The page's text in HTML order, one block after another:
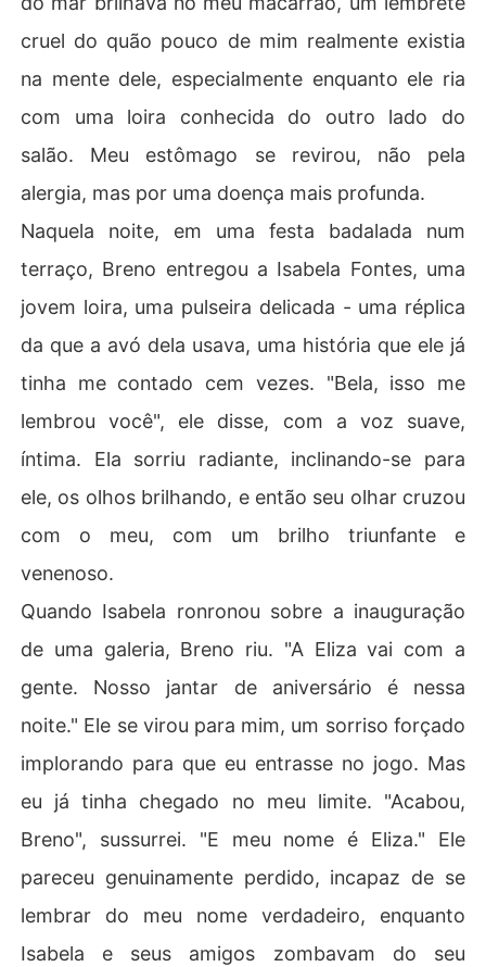
ogo. Mas eu já tinha chegado no meu limite. "Acabou, Br
eno", sussurrei. "E meu nome é Eliza." Ele pareceu genui
namente perdido, incapaz de se lembrar do meu nome
verdadeiro, enquanto Isabela e seus amigos zombava
m do seu esquecimento.
Seus olhos, arregalados e confusos, buscaram meu rost
o. "Eliza? Do que você está falando? Seu nome é... semp
re foi..." Ele parou, completamente desnorteado. Um go
sto amargo de fel encheu minha boca. Ele se lembrava
de cada detalhe trivial da vida de Isabela, mas do meu
nome de verdade? Era um branco total.
Mais tarde, ele me deixou abandonada em uma estrada
escura e sinuosa depois que me recusei a pedir desculp
as a Isabela. Meu celular estava sem bateria, e eu trope
cei, quebrando o tornozelo. Enquanto eu estava ali, sozi
nha e ferida, soluçava: "Por que eu fiquei? Por que desp
erdicei cinco anos com ele?". Breno, enquanto isso, ia e
hando sob sua raiva, apenas para retornar a uma cena
de horror.
cruel do quão pouco de mim realmente existia
na mente dele, especialmente enquanto ele ria
com uma loira conhecida do outro lado do
salão. Meu estômago se revirou, não pela
alergia, mas por uma doença mais profunda.
Naquela noite, em uma festa badalada num
terraço, Breno entregou a Isabela Fontes, uma
jovem loira, uma pulseira delicada - uma réplica
da que a avó dela usava, uma história que ele já
tinha me contado cem vezes. "Bela, isso me
lembrou você", ele disse, com a voz suave,
íntima. Ela sorriu radiante, inclinando-se para
ele, os olhos brilhando, e então seu olhar cruzou
com o meu, com um brilho triunfante e
venenoso.
Quando Isabela ronronou sobre a inauguração
de uma galeria, Breno riu. "A Eliza vai com a
gente. Nosso jantar de aniversário é nessa
noite." Ele se virou para mim, um sorriso forçado
implorando para que eu entrasse no jogo. Mas
eu já tinha chegado no meu limite. "Acabou,
Breno", sussurrei. "E meu nome é Eliza." Ele
pareceu genuinamente perdido, incapaz de se
lembrar do meu nome verdadeiro, enquanto
Isabela e seus amigos zombavam do seu